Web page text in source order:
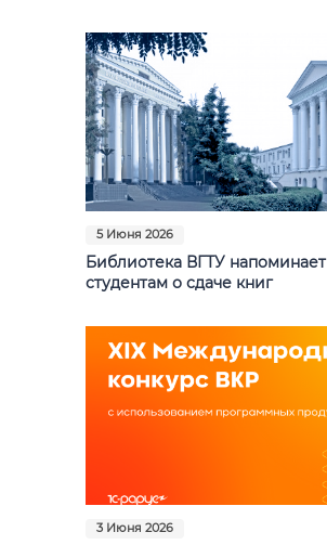
5 Июня 2026
Библиотека ВГТУ напоминает
студентам о сдаче книг
3 Июня 2026